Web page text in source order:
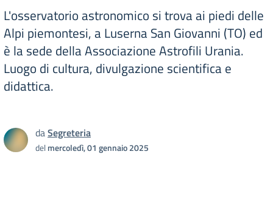
L'osservatorio astronomico si trova ai piedi delle
Alpi piemontesi, a Luserna San Giovanni (TO) ed
è la sede della Associazione Astrofili Urania.
Luogo di cultura, divulgazione scientifica e
didattica.
daSegreteria
delmercoledì, 01 gennaio 2025